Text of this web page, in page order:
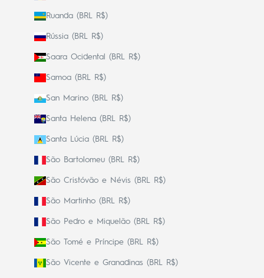
Ruanda (BRL R$)
Rússia (BRL R$)
Saara Ocidental (BRL R$)
Samoa (BRL R$)
San Marino (BRL R$)
Santa Helena (BRL R$)
Santa Lúcia (BRL R$)
São Bartolomeu (BRL R$)
São Cristóvão e Névis (BRL R$)
São Martinho (BRL R$)
São Pedro e Miquelão (BRL R$)
São Tomé e Príncipe (BRL R$)
São Vicente e Granadinas (BRL R$)